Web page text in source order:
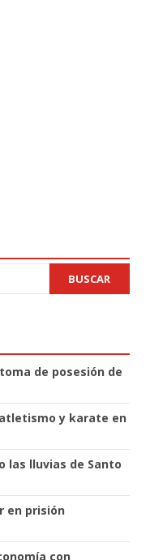
BUSCAR
de posesión de
y karate en
las lluvias de Santo
en prisión
con